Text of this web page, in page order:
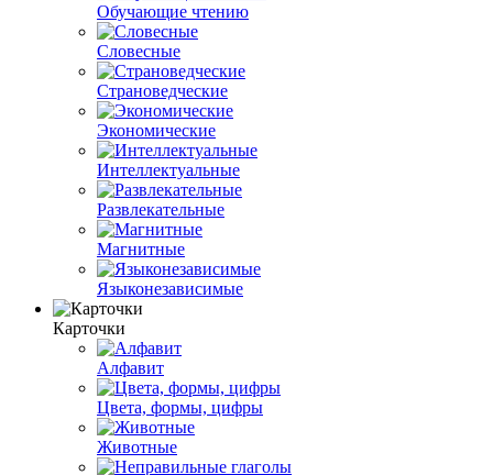
Обучающие чтению
Словесные
Страноведческие
Экономические
Интеллектуальные
Развлекательные
Магнитные
Языконезависимые
Карточки
Алфавит
Цвета, формы, цифры
Животные